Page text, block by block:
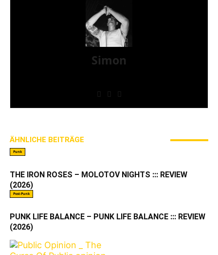
Simon
ÄHNLICHE BEITRÄGE
Punk
THE IRON ROSES – MOLOTOV NIGHTS ::: REVIEW
(2026)
Post-Punk
PUNK LIFE BALANCE – PUNK LIFE BALANCE ::: REVIEW
(2026)